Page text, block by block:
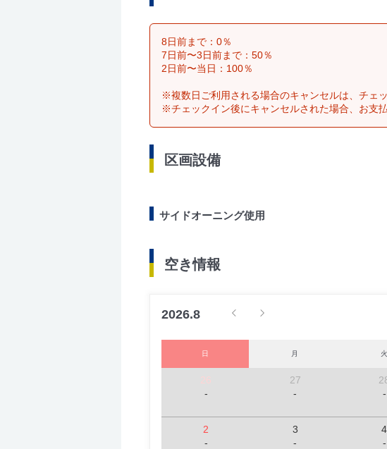
8日前まで：0％
7日前〜3日前まで：50％
2日前〜当日：100％
※複数日ご利用される場合のキャンセルは、チェ
※チェックイン後にキャンセルされた場合、お支
区画設備
サイドオーニング使用
空き情報
2026.8
日 月 火
26
-
27
-
-
2
-
3
-
4
-